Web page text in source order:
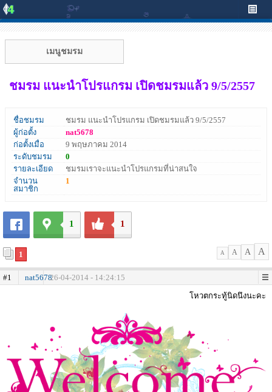
เมนูชมรม
ชมรม แนะนำโปรแกรม เปิดชมรมแล้ว 9/5/2557
ชื่อชมรม
ชมรม แนะนำโปรแกรม เปิดชมรมแล้ว 9/5/2557
ผู้ก่อตั้ง
nat5678
ก่อตั้งเมื่อ
9 พฤษภาคม 2014
ระดับชมรม
0
รายละเอียด
ชมรมเราจะแนะนำโปรแกรมที่น่าสนใจ
จำนวน
สมาชิก
1
1 1
1 A A A A
#1 nat567826-04-2014 - 14:24:15
โหวตกระทู้นิดนึงนะคะ